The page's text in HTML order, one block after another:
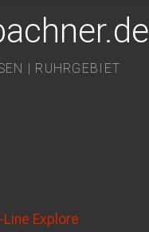
| RUHRGEBIET
Explore